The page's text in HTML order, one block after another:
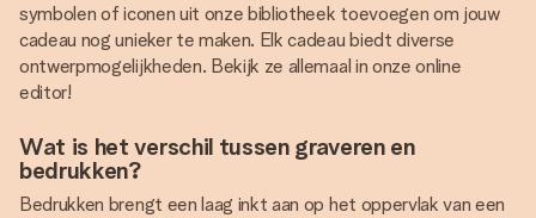
symbolen of iconen uit onze bibliotheek toevoegen om jouw
cadeau nog unieker te maken. Elk cadeau biedt diverse
ontwerpmogelijkheden. Bekijk ze allemaal in onze online
editor!
Wat is het verschil tussen graveren en
bedrukken?
Bedrukken brengt een laag inkt aan op het oppervlak van een